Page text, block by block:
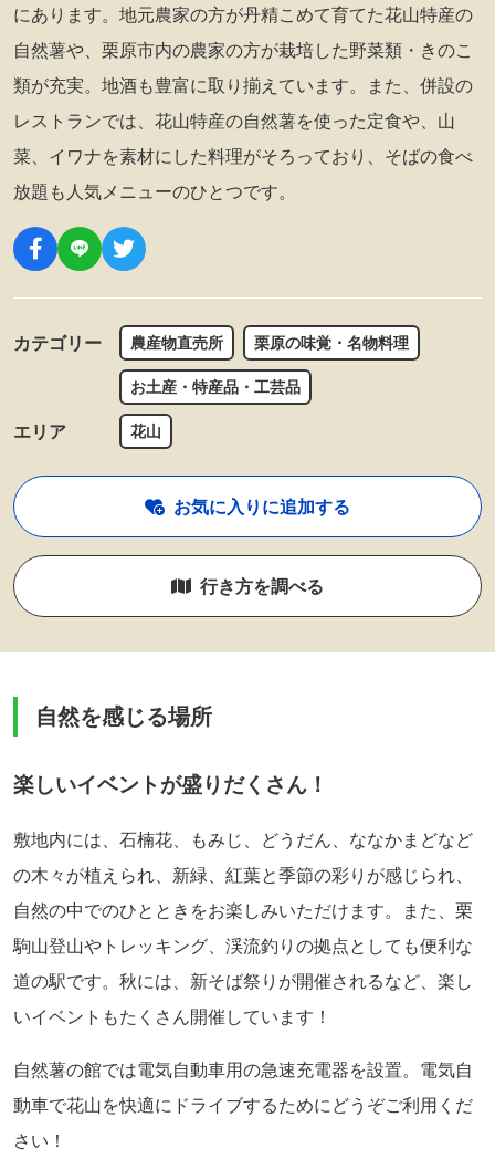
にあります。地元農家の方が丹精こめて育てた花山特産の
自然薯や、栗原市内の農家の方が栽培した野菜類・きのこ
類が充実。地酒も豊富に取り揃えています。また、併設の
レストランでは、花山特産の自然薯を使った定食や、山
菜、イワナを素材にした料理がそろっており、そばの食べ
放題も人気メニューのひとつです。
カテゴリー 農産物直売所 栗原の味覚・名物料理
お土産・特産品・工芸品
エリア 花山
お気に入りに追加する
行き方を調べる
自然を感じる場所
楽しいイベントが盛りだくさん！
敷地内には、石楠花、もみじ、どうだん、ななかまどなど
の木々が植えられ、新緑、紅葉と季節の彩りが感じられ、
自然の中でのひとときをお楽しみいただけます。また、栗
駒山登山やトレッキング、渓流釣りの拠点としても便利な
道の駅です。秋には、新そば祭りが開催されるなど、楽し
いイベントもたくさん開催しています！
自然薯の館では電気自動車用の急速充電器を設置。電気自
動車で花山を快適にドライブするためにどうぞご利用くだ
さい！